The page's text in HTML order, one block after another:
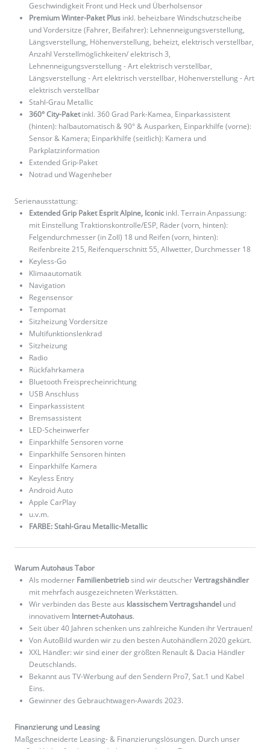
Geschwindigkeit Front und Heck und Überholsensor
Premium Winter-Paket Plus inkl. beheizbare Windschutzscheibe
und Vordersitze (Fahrer, Beifahrer): Lehnenneigungsverstellung,
Längsverstellung, Höhenverstellung, beheizt, elektrisch verstellbar,
Anzahl Verstellmöglichkeiten/ elektrisch 3,
Lehnenneigungsverstellung - Art elektrisch verstellbar,
Längsverstellung - Art elektrisch verstellbar, Höhenverstellung - Art
elektrisch verstellbar
Stahl-Grau Metallic
360° City-Paketinkl. 360 Grad Park-Kamea, Einparkassistent
(hinten): halbautomatisch & 90° & Ausparken, Einparkhilfe (vorne):
Sensor & Kamera; Einparkhilfe (seitlich): Kamera und
Parkplatzinformation
Extended Grip-Paket
Notrad und Wagenheber
Serienausstattung:
Extended Grip Paket Esprit Alpine, Iconic inkl. Terrain Anpassung:
mit Einstellung Traktionskontrolle/ESP, Räder (vorn, hinten):
Felgendurchmesser (in Zoll) 18 und Reifen (vorn, hinten):
Reifenbreite 215, Reifenquerschnitt 55, Allwetter, Durchmesser 18
Keyless-Go
Klimaautomatik
Navigation
Regensensor
Tempomat
Sitzheizung Vordersitze
Multifunktionslenkrad
Sitzheizung
Radio
Rückfahrkamera
Bluetooth Freisprecheinrichtung
USB Anschluss
Einparkassistent
Bremsassistent
LED-Scheinwerfer
Einparkhilfe Sensoren vorne
Einparkhilfe Sensoren hinten
Einparkhilfe Kamera
Keyless Entry
Android Auto
Apple CarPlay
u.v.m.
FARBE: Stahl-Grau Metallic-Metallic
Warum Autohaus Tabor
Als moderner Familienbetriebsind wir deutscherVertragshändler
mit mehrfach ausgezeichneten Werkstätten.
Wir verbinden das Beste aus klassischem Vertragshandel und
innovativem Internet-Autohaus.
Seit über 40 Jahren schenken uns zahlreiche Kunden ihr Vertrauen!
Von AutoBild wurden wir zu den besten Autohändlern 2020 gekürt.
XXL Händler: wir sind einer der größten Renault & Dacia Händler
Deutschlands.
Bekannt aus TV-Werbung auf den Sendern Pro7, Sat.1 und Kabel
Eins.
Gewinner des Gebrauchtwagen-Awards 2023.
Finanzierung und Leasing
Maßgeschneiderte Leasing- & Finanzierungslösungen. Durch unser